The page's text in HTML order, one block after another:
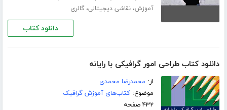
آموزش،نقاشی دیجیتالی،گالری
دانلود کتاب
دانلود کتاب طراحی امور گرافیکی با رایانه
از: محمدرضا محمدی
موضوع:کتاب‌های آموزش گرافیک
۴۳۲ صفحه